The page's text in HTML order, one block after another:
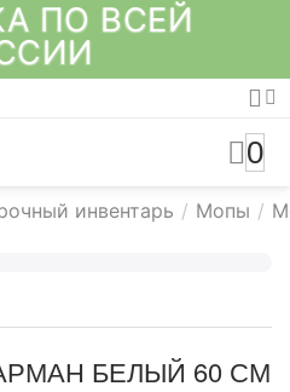
ПО ВСЕЙ
0
инвентарь / Мопы /
БЕЛЫЙ 60 СМ